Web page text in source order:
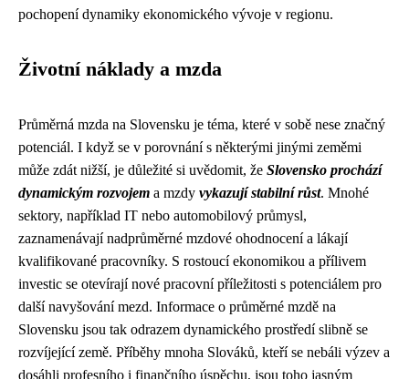
pochopení dynamiky ekonomického vývoje v regionu.
Životní náklady a mzda
Průměrná mzda na Slovensku je téma, které v sobě nese značný
potenciál. I když se v porovnání s některými jinými zeměmi
může zdát nižší, je důležité si uvědomit, že Slovensko prochází
dynamickým rozvojem a mzdy vykazují stabilní růst. Mnohé
sektory, například IT nebo automobilový průmysl,
zaznamenávají nadprůměrné mzdové ohodnocení a lákají
kvalifikované pracovníky. S rostoucí ekonomikou a přílivem
investic se otevírají nové pracovní příležitosti s potenciálem pro
další navyšování mezd. Informace o průměrné mzdě na
Slovensku jsou tak odrazem dynamického prostředí slibně se
rozvíjející země. Příběhy mnoha Slováků, kteří se nebáli výzev a
dosáhli profesního i finančního úspěchu, jsou toho jasným